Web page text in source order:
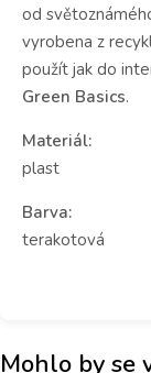
od
vyrobena z
použít jak do
Green Basics.
Materiál:
plast
Barva:
terakotová
Mohlo by se